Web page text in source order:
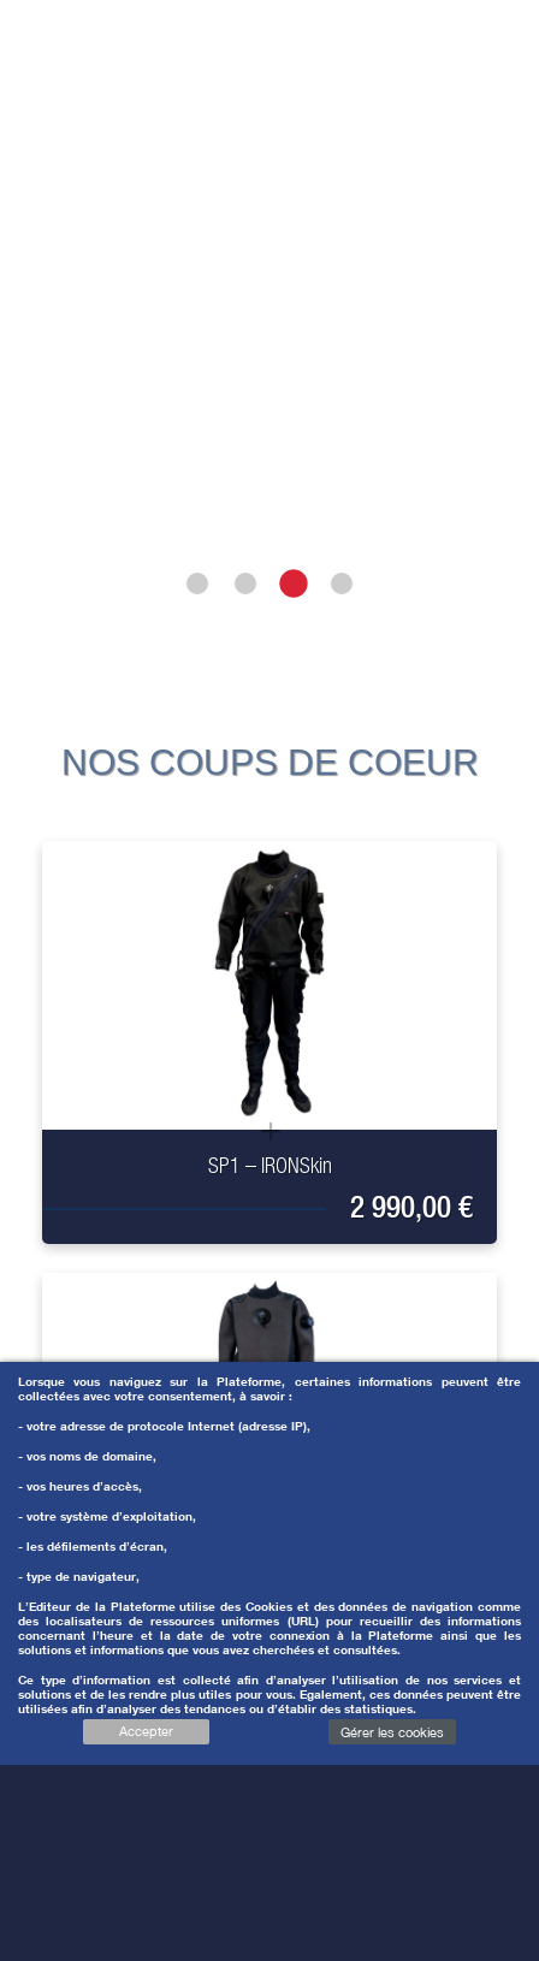
Lorsque vous naviguez sur la Plateforme, certaines informations peuvent être
collectées avec votre consentement, à savoir :
- votre adresse de protocole Internet (adresse IP),
- vos noms de domaine,
- vos heures d’accès,
- votre système d’exploitation,
- les défilements d’écran,
- type de navigateur,
L’Editeur de la Plateforme utilise des Cookies et des données de navigation comme
des localisateurs de ressources uniformes (URL) pour recueillir des informations
concernant l’heure et la date de votre connexion à la Plateforme ainsi que les
solutions et informations que vous avez cherchées et consultées.
Ce type d’information est collecté afin d’analyser l’utilisation de nos services et
solutions et de les rendre plus utiles pour vous. Egalement, ces données peuvent être
utilisées afin d’analyser des tendances ou d’établir des statistiques.
Accepter Gérer les cookies
NOS COUPS DE COEUR
+
SP1 – IRONSkin
2 990,00 €
Free Dry 2mm compressé
1 699,00 €